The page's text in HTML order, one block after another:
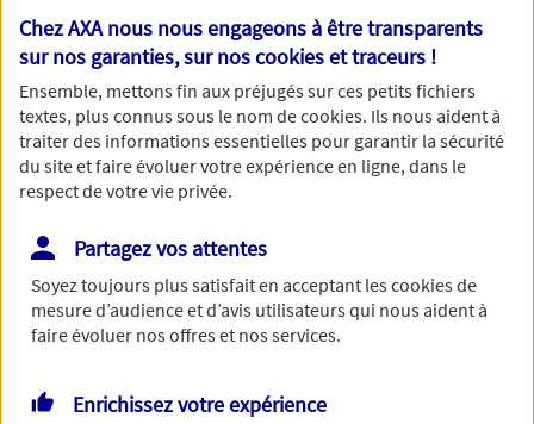
meilleurs délais par mail ou par téléphone.
Votre message :
Vous disposez de droits sur les informations vous concernant. Pour
plus d’informations,cliquez ici.
Chez AXA nous nous engageons à être transparents
sur nos garanties, sur noscookies et traceurs !
Ensemble, mettons fin aux préjugés sur ces petits fichiers
textes, plus connus sous le nom decookies. Ils nous aident à
traiter des informations essentielles pour garantir la sécurité
du site et faire évoluer votre expérience en ligne, dans le
respect de votre vie privée.
Partagez vos attentes
Soyez toujours plus satisfait en acceptant lescookiesde
mesure d’audience et d’avis utilisateurs qui nous aident à
faire évoluer nos offres et nos services.
Enrichissez votre expérience